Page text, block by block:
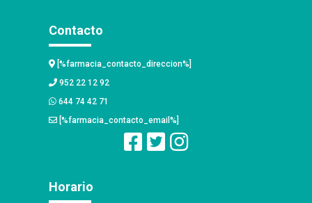
Contacto
[%farmacia_contacto_direccion%]
952 22 12 92
644 74 42 71
[%farmacia_contacto_email%]
Horario